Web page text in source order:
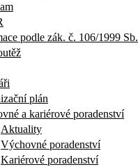
podle zák. č. 106/1999 Sb.
plán
a kariérové poradenství
Aktuality
Výchovné poradenství
Kariérové poradenství